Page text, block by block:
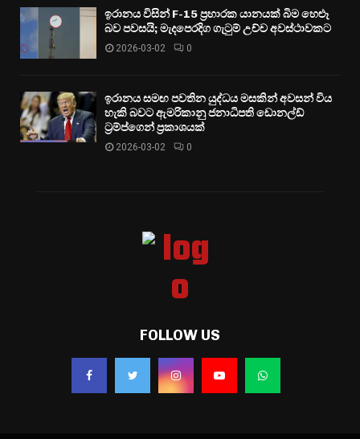
ඉරානය විසින් F-15 ප්‍රහාරක යානයක් බිම හෙළූ
බව පවසයි; මැදපෙරදිග ගැටුම් උච්ච අවස්ථාවකට
2026-03-02 0
ඉරානය සමඟ පවතින යුද්ධය මසකින් අවසන් විය
හැකි බවට ඇමරිකානු ජනාධිපති ඩොනල්ඩ්
ට්‍රම්ප්ගෙන් ප්‍රකාශයක්
2026-03-02 0
FOLLOW US